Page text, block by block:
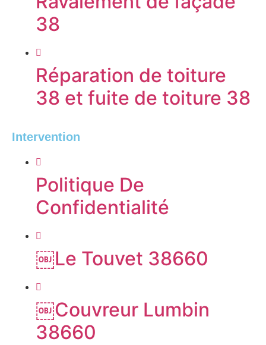
38
Réparation de toiture
38 et fuite de toiture 38
Intervention
Politique De
Confidentialité
￼Le Touvet 38660
￼Couvreur Lumbin
38660